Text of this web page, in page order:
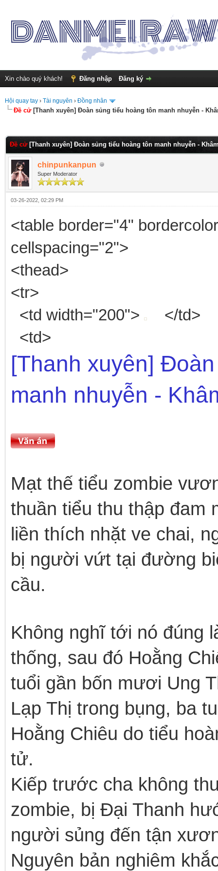
Xin chào quý khách! Đăng nhập Đăng ký
Hội quay tay › Tài nguyên › Đồng nhân
Đề cử[Thanh xuyên] Đoàn sủng tiểu hoàng tôn manh nhuyễn -
Đề cử[Thanh xuyên] Đoàn sủng tiểu hoàng tôn manh nhuyễn -
chinpunkanpun
Super Moderator
03-26-2022, 02:29 PM
<table border="4"
cellspacing="2">
<thead>
<tr>
<td width="200">
</td>
<td>
[Thanh xuyên]
manh nhuyễn -
Mạt thế tiểu zombie
thuần tiểu thu thập đam
liền thích nhặt ve chai,
bị người vứt tại đường
cầu.
Không nghĩ tới nó đúng
thống, sau đó Hoằng
tuổi gần bốn mươi Ung
Lạp Thị trong bụng, ba
Hoằng Chiêu do tiểu
tử.
Kiếp trước cha không
zombie, bị Đại Thanh
người sủng đến tận
Nguyên bản nghiêm